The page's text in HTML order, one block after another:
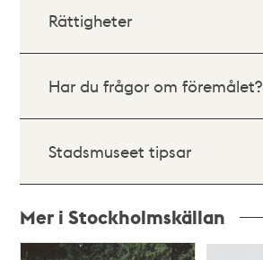
Rättigheter
Har du frågor om föremålet?
Stadsmuseet tipsar
Mer i Stockholmskällan
Relaterade